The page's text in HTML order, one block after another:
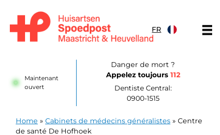
FR
Maintenant
ouvert
Danger de mort ?
Appelez toujours 112
Dentiste Central:
0900-1515
Home » Cabinets de médecins généralistes » Centre
de santé De Hofhoek